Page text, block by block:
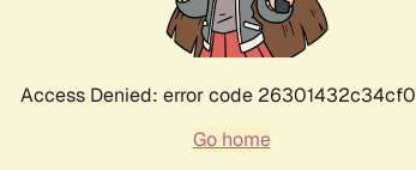
Access Denied: error code
Go home